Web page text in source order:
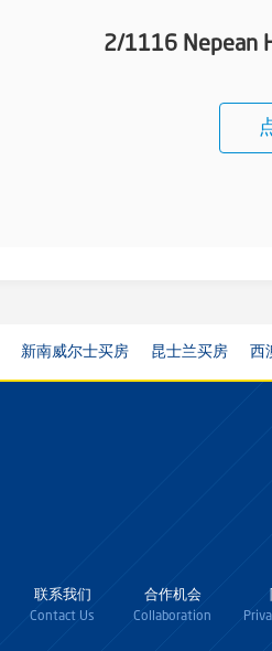
2/1116 Nepean
新南威尔士买房 昆士兰买房 西
联系我们
Contact Us
合作机会
Collaboration